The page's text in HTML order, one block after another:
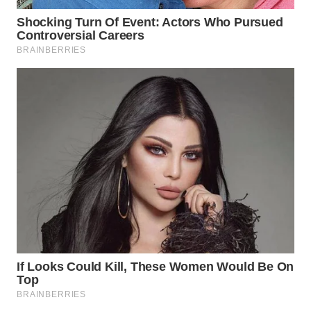
TANGERANG
WN
BINJAI
WN
KUNINGAN
WN
MAJALENGKA
WN